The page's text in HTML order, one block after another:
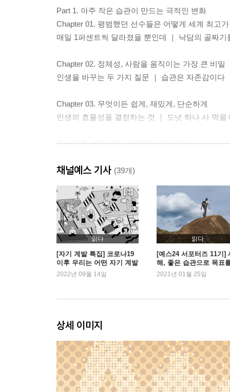
Part 1. 아주 작은 습관이 만드는 극적인 변화
Chapter 01. 평범했던 선수들은 어떻게 세계 최고
매일 1퍼센트씩 달라졌을 뿐인데 ｜ 낙담의 골짜
Chapter 02. 정체성, 사람을 움직이는 가장 큰 비밀
인생을 바꾸는 두 가지 질문 ｜ 습관은 자존감이다
Chapter 03. 무엇이든 쉽게, 재밌게, 단순하게
인생의 효율성을 결정하는 것 ｜ 도넛 하나 사 먹
Part 2. 첫 번째 법칙, 분명해야 달라진다
좋은 습관 vs. 나쁜 습관
Chapter 05. 아주 구체적으로 쪼개고 붙여라
습관이 시간과 장소를 만났을 때
Chapter 06. 환경이 행동을 결정한다
아침마다 사과를 먹게 된 비밀 ｜ 왜 집보다 스타
Chapter 07. 나쁜 습관 피하기 기술
‘좋아하는 것’보다 ‘원하는 것’에 끌린다 ｜ 일상에
Chapter 09. 왜 주위 사람에 따라 내 습관이 변할까
우리의 행동을 결정짓는 세 집단
채널예스 기사 (39개)
읽다
[자기 계발 특집] 코로나19
이후 우리는 어떤 자기 계발
서를 읽었을까?
2022년 09월 14일
읽다
[예스24 서포터즈 11기]
해, 좋은 습관으로 목표
이루고 싶다면
2021년 01월 25일
상세 이미지